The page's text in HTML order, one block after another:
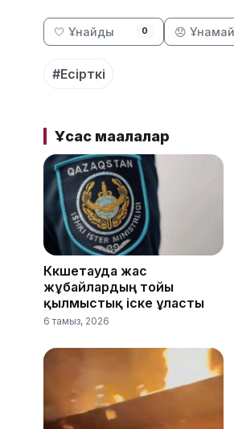
🤍 Ұнайды 0 😞
#Есірткі
Ұқсас мақалалар
Көкшетауда жас
жұбайлардың тойы
қылмыстық іске ұласты
6 тамыз, 2026